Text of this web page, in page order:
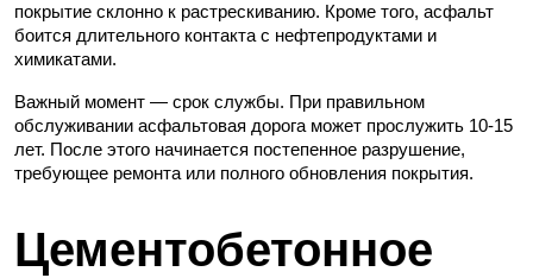
покрытие склонно к растрескиванию. Кроме того, асфальт
боится длительного контакта с нефтепродуктами и
химикатами.
Важный момент — срок службы. При правильном
обслуживании асфальтовая дорога может прослужить 10-15
лет. После этого начинается постепенное разрушение,
требующее ремонта или полного обновления покрытия.
Цементобетонное